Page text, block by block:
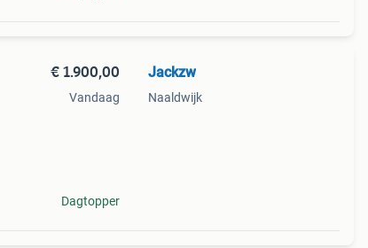
€ 1.900,00
Vandaag
Dagtopper
Jackzw
Naaldwijk